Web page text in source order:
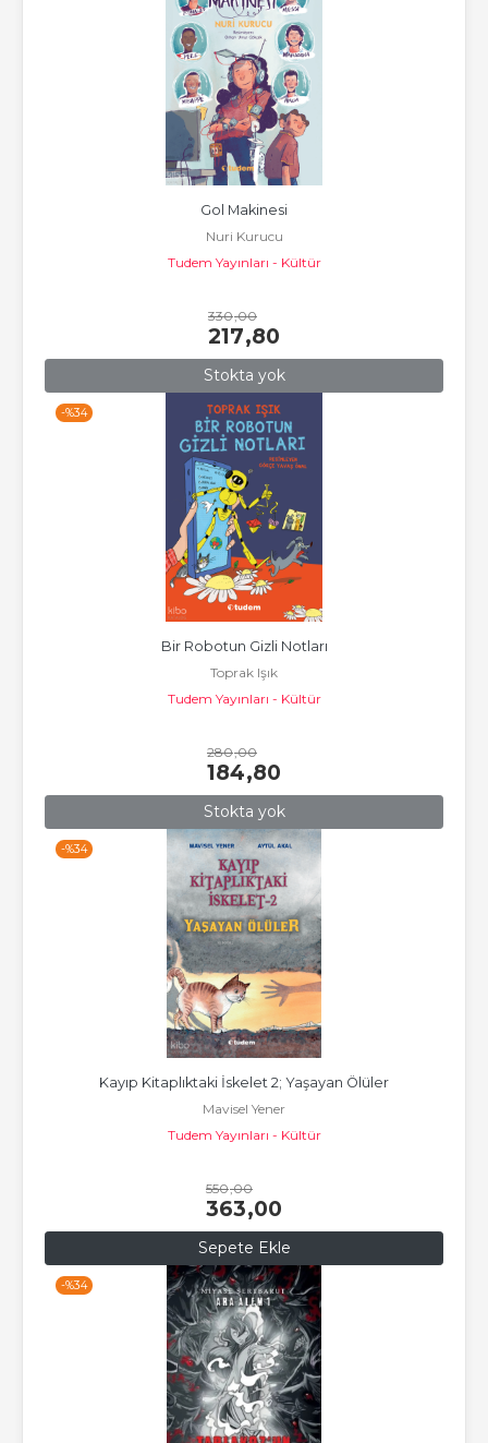
Stokta yok
Gol Makinesi
Nuri Kurucu
Tudem Yayınları - Kültür
330,00
217,80
-%34
Stokta yok
Bir Robotun Gizli Notları
Toprak Işık
Tudem Yayınları - Kültür
280,00
184,80
-%34
Sepete Ekle
Kayıp Kitaplıktaki İskelet 2; Yaşayan Ölüler
Mavisel Yener
Tudem Yayınları - Kültür
550,00
363,00
-%34